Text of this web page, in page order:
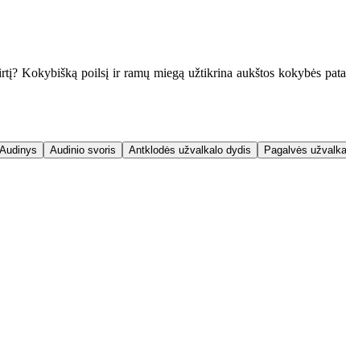
Kokybišką poilsį ir ramų miegą užtikrina aukštos kokybės
Audinys Audinio svoris Antklodės užvalkalo dydis Pagalvės